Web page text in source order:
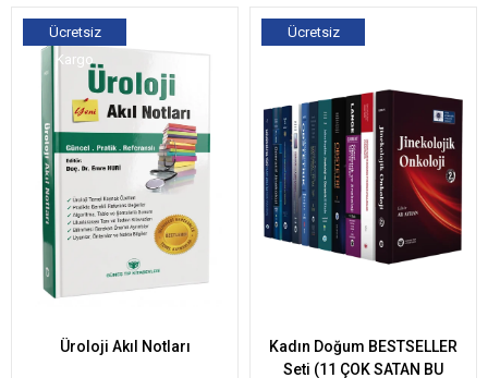
Üroloji Akıl Notları
Ücretsiz
Kargo
Kadın Doğum BESTSELLER
Seti (11 ÇOK SATAN BU
Ücretsiz